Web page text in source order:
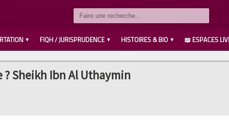
FIQH / JURISPRUDENCE HISTOIRES & BIO 📖 ESPACES
Sheikh Ibn Al Uthaymin